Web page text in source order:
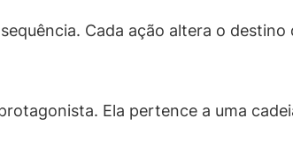
Cada ação altera o
Ela pertence a uma